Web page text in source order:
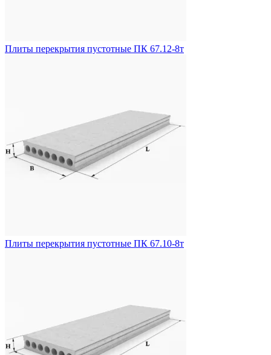
Плиты перекрытия пустотные ПК 67.12-8т
Плиты перекрытия пустотные ПК 67.10-8т